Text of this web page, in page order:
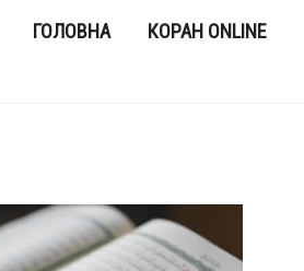
ГОЛОВНА КОРАН ONLINE